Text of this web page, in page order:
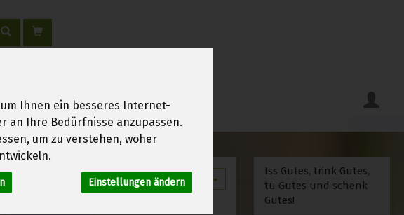
Ihnen ein besseres Internet-
an Ihre Bedürfnisse anzupassen.
um zu verstehen, woher
Einstellungen ändern
Iss Gutes, trink Gutes,
tu Gutes und schenk
Gutes!